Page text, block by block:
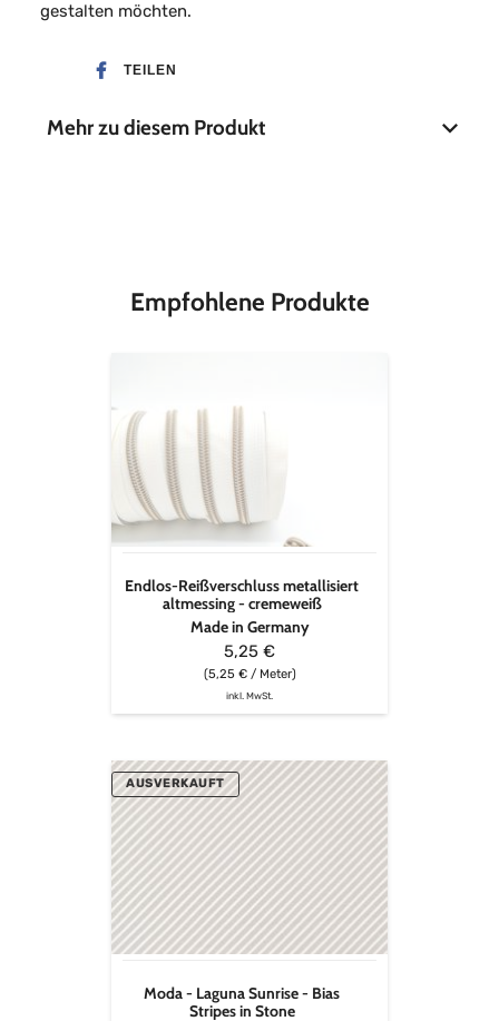
gestalten möchten.
TEILEN
Mehr zu diesem Produkt
Empfohlene Produkte
metallisiert
altmessing
-
cremeweiß
Endlos-Reißverschluss metallisiert
altmessing - cremeweiß
Made in Germany
5,25 €
(5,25 € / Meter)
inkl. MwSt.
Moda
-
Laguna
Sunrise
-
Bias
Stripes
in
Stone
AUSVERKAUFT
Moda - Laguna Sunrise - Bias
Stripes in Stone